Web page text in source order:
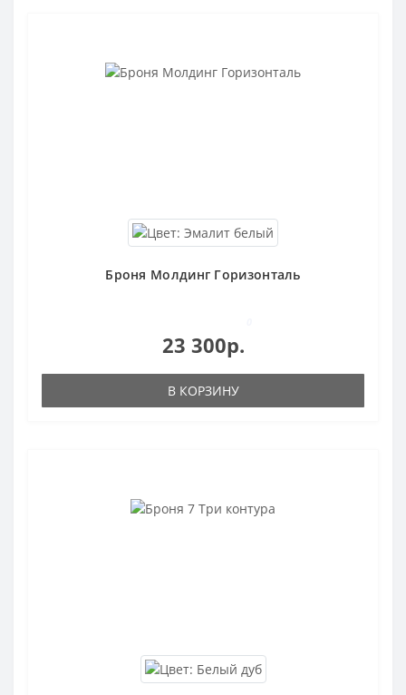
Броня Молдинг Горизонталь
23 300р.
В КОРЗИНУ